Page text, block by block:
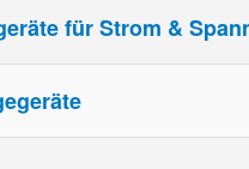
für Strom &